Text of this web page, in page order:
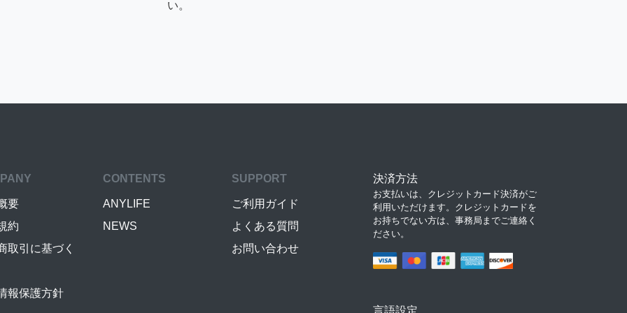
い。
要
約
取引に基づく
報保護方針
CONTENTS
ANYLIFE
NEWS
SUPPORT
ご利用ガイド
よくある質問
お問い合わせ
決済方法
お支払いは、クレジットカード決済がご
利用いただけます。クレジットカードを
お持ちでない方は、事務局までご連絡く
ださい。
言語設定